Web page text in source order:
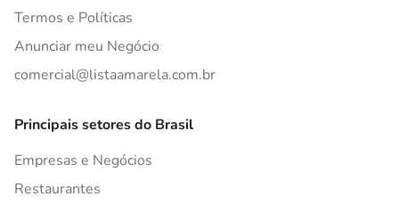
Termos e Políticas
Anunciar meu Negócio
comercial@listaamarela.com.br
Principais setores do Brasil
Empresas e Negócios
Restaurantes